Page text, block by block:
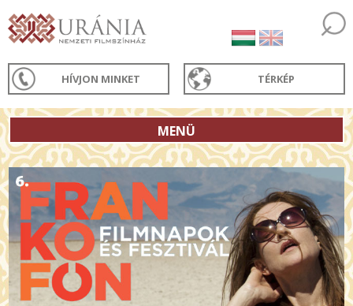
HÍVJON MINKET TÉRKÉP
MENÜ